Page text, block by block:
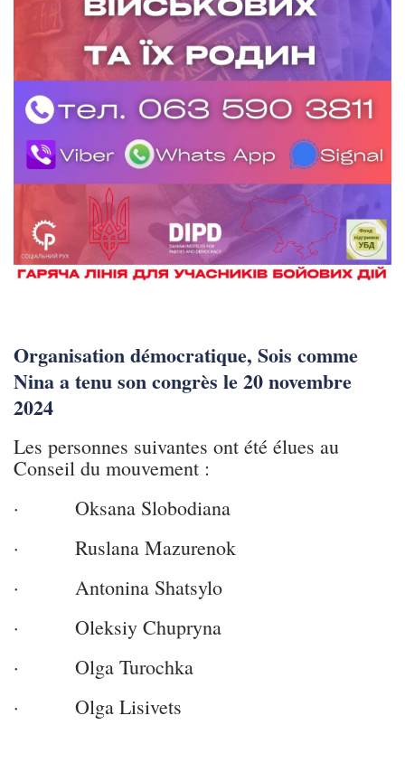
Organisation démocratique, Sois comme
Nina a tenu son congrès le 20 novembre
2024
Les personnes suivantes ont été élues au
Conseil du mouvement :
· Oksana Slobodiana
· Ruslana Mazurenok
· Antonina Shatsylo
· Oleksiy Chupryna
· Olga Turochka
· Olga Lisivets